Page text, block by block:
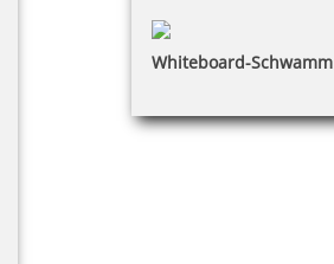
Whiteboard-Schwamm